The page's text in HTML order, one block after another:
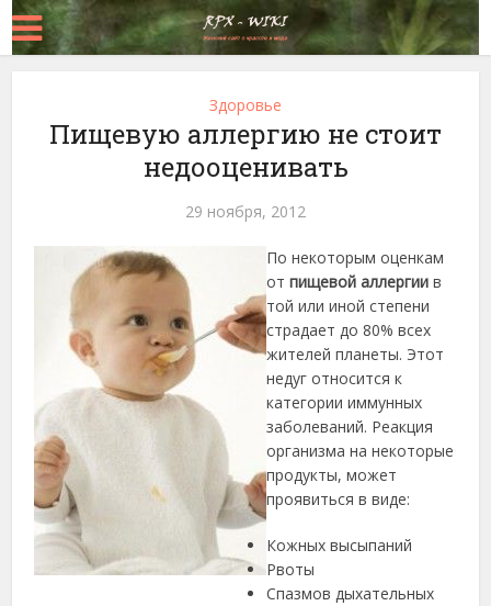
Здоровье
Пищевую аллергию не стоит
недооценивать
29 ноября, 2012
По некоторым оценкам
отпищевой аллергии в
той или иной степени
страдает до 80% всех
жителей планеты. Этот
недуг относится к
категории иммунных
заболеваний. Реакция
организма на некоторые
продукты, может
проявиться в виде:
Кожных высыпаний
Рвоты
Спазмов дыхательных